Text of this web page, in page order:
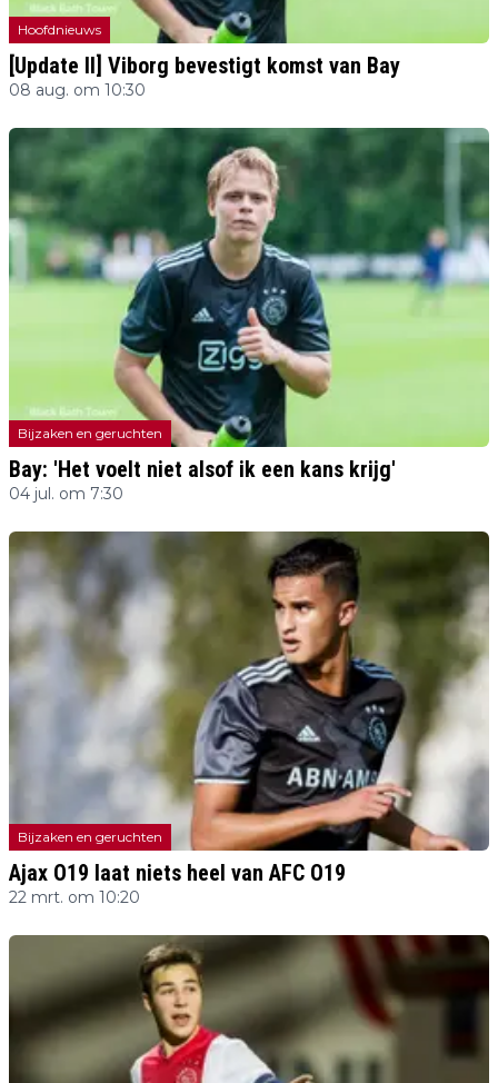
Hoofdnieuws
[Update II] Viborg bevestigt komst van Bay
08 aug. om 10:30
Bijzaken en geruchten
Bay: 'Het voelt niet alsof ik een kans krijg'
04 jul. om 7:30
Bijzaken en geruchten
Ajax O19 laat niets heel van AFC O19
22 mrt. om 10:20